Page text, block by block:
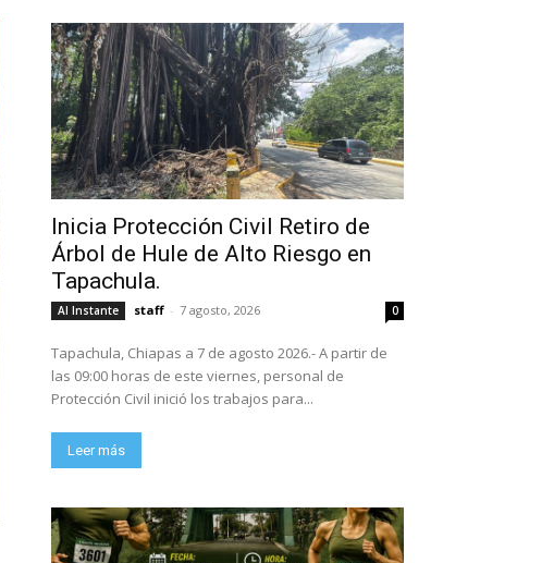
Inicia Protección Civil Retiro de
Árbol de Hule de Alto Riesgo en
Tapachula.
Al Instante staff - 7 agosto, 2026 0
Tapachula, Chiapas a 7 de agosto 2026.- A partir de
las 09:00 horas de este viernes, personal de
Protección Civil inició los trabajos para...
Leer más